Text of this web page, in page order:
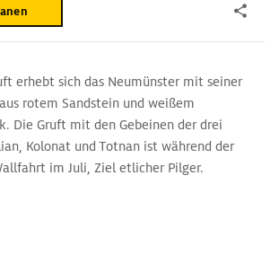
erhebt sich das Neumünster mit seiner
rotem Sandstein und weißem
Die Gruft mit den Gebeinen der drei
Kolonat und Totnan ist während der
im Juli, Ziel etlicher Pilger.
des früheren Neumünsterstifts
Walther von der Vogelweide